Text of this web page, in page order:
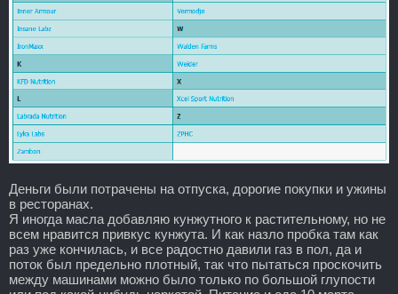
Деньги были потрачены на отпуска, дорогие покупки и ужины
в ресторанах.
Я иногда масла добавляю кунжутного к растительному, но не
всем нравится привкус кунжута. И как назло пробка там как
раз уже кончилась, и все радостно давили газ в пол, да и
поток был предельно плотный, так что пытаться проскочить
между машинами можно было только по большой глупости